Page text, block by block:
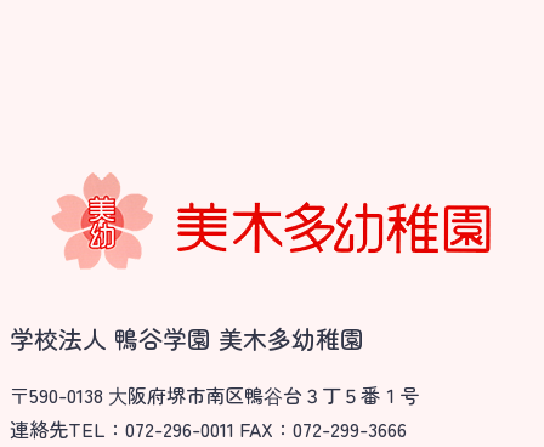
学校法人 鴨谷学園 美木多幼稚園
〒590-0138 ⼤阪府堺市南区鴨⾕台３丁５番１号
連絡先TEL：072-296-0011 FAX：072-299-3666